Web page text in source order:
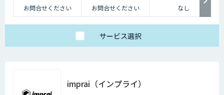
お問合せください
お問合せください なし
サービス選択
imprai（インプライ）